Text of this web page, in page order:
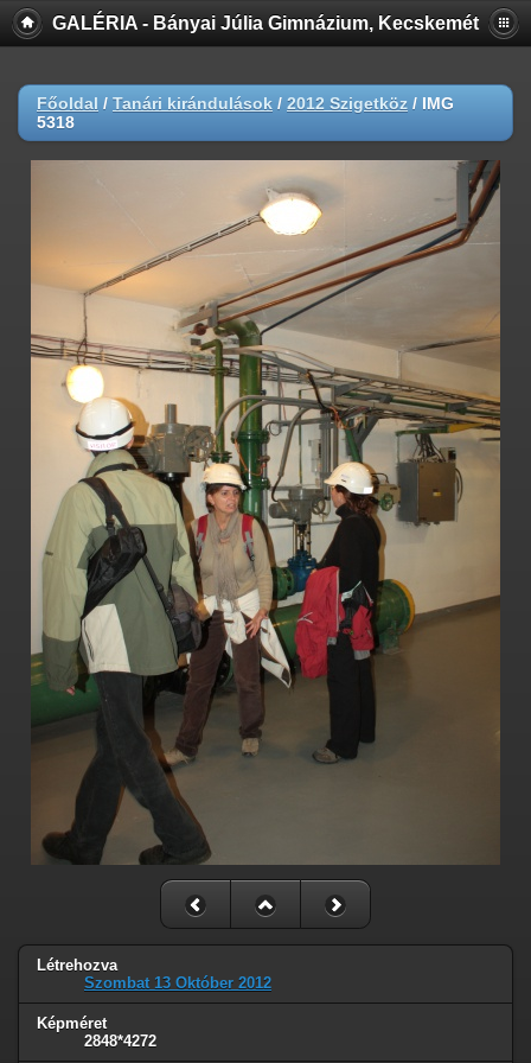
GALÉRIA - Bányai Júlia Gimnázium, Kecskemét
Főoldal / Tanári kirándulások / 2012 Szigetköz / IMG
5318
Létrehozva
Szombat 13 Október 2012
Képméret
2848*4272